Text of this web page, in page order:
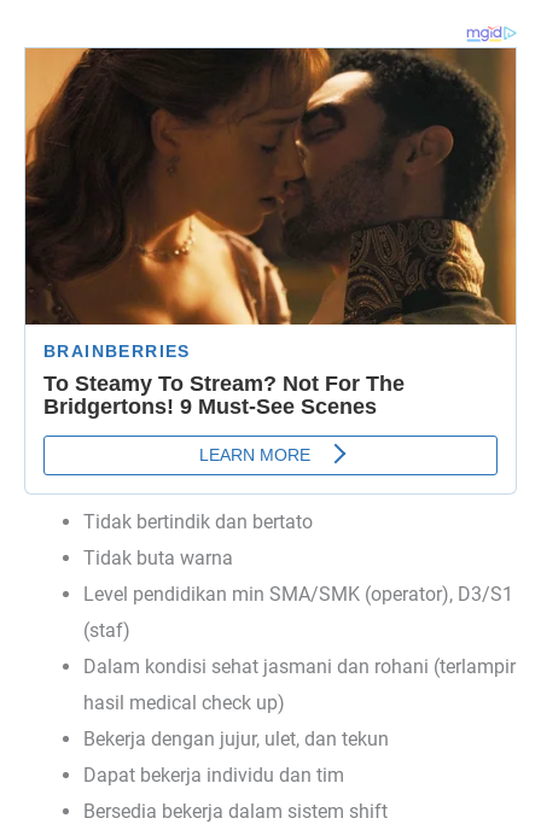
Tidak bertindik dan bertato
Tidak buta warna
Level pendidikan min SMA/SMK (operator), D3/S1
(staf)
Dalam kondisi sehat jasmani dan rohani (terlampir
hasil medical check up)
Bekerja dengan jujur, ulet, dan tekun
Dapat bekerja individu dan tim
Bersedia bekerja dalam sistem shift